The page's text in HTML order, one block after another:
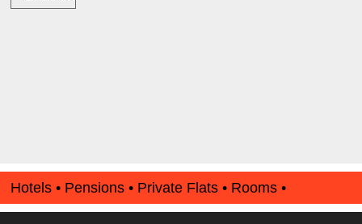
Hotels • Pensions • Private Flats • Rooms •
Apartments • www.Finde-Unterkunft.de